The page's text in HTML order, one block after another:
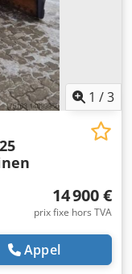
1 /3
14 900 €
prix fixe hors TVA
Appel